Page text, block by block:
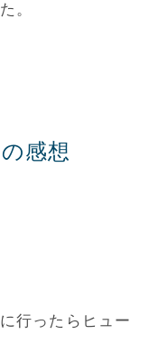
。
感想
行ったらヒュー